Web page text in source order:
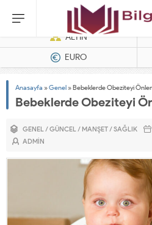
Dizel Jeneratörler
ALTIN
EURO
Anasayfa »Genel »Bebeklerde Obeziteyi
Bebeklerde Obeziteyi
GENEL/GÜNCEL/ MANŞET/SAĞLIK
ADMIN